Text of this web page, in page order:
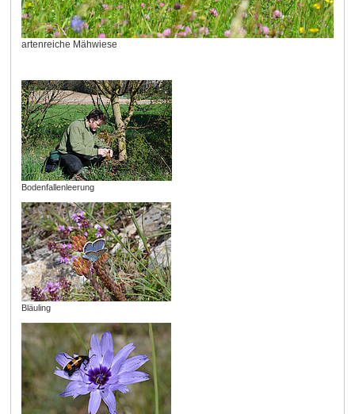
artenreiche Mähwiese
Bodenfallenleerung
Bläuling